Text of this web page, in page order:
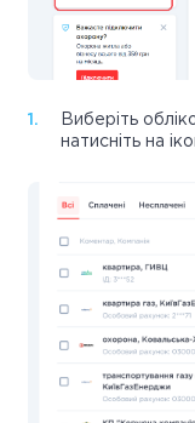
Виберіть
натисніть на